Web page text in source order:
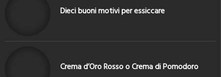
Dieci buoni motivi per essiccare
Crema d’Oro Rosso o Crema di Pomodoro